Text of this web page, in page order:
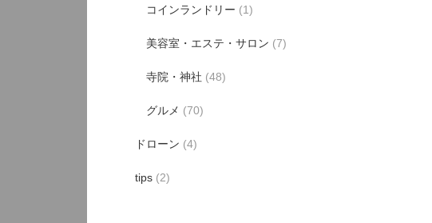
コインランドリー (1)
美容室・エステ・サロン (7)
寺院・神社 (48)
グルメ (70)
ドローン (4)
tips (2)